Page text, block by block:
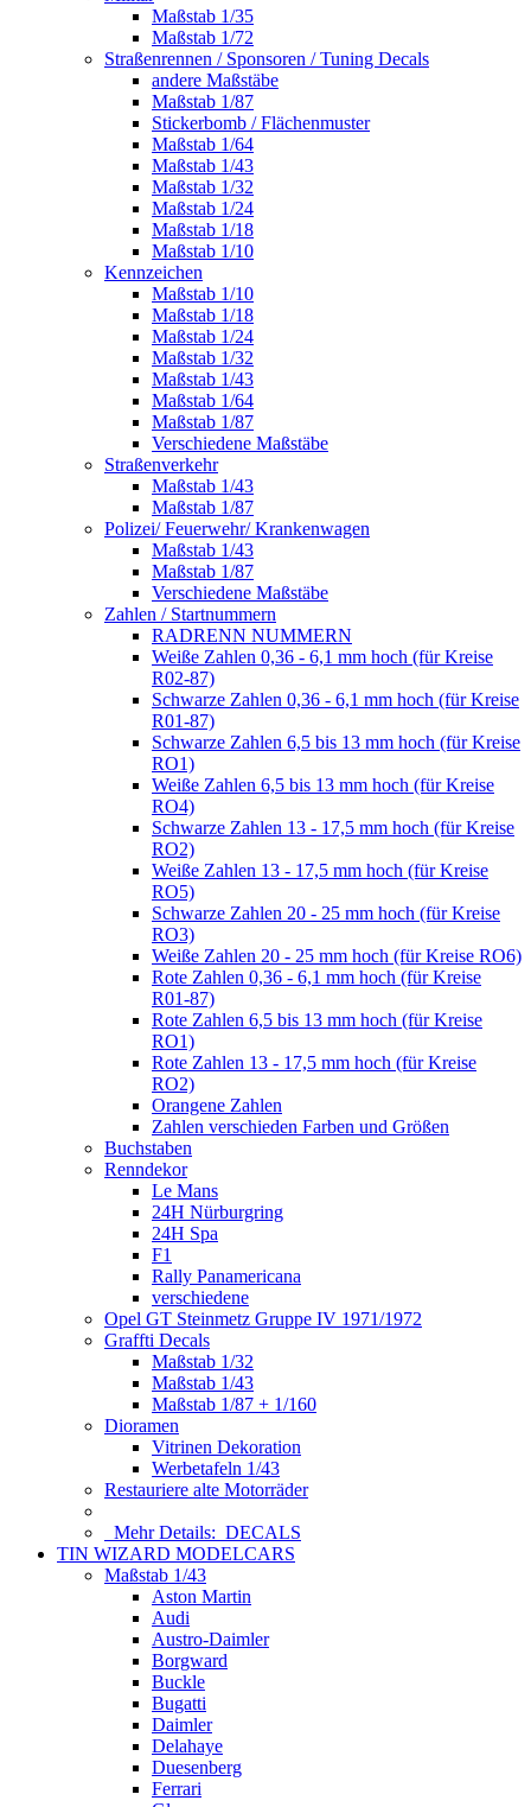
Maßstab 1/35
Maßstab 1/72
Straßenrennen / Sponsoren / Tuning Decals
andere Maßstäbe
Maßstab 1/87
Stickerbomb / Flächenmuster
Maßstab 1/64
Maßstab 1/43
Maßstab 1/32
Maßstab 1/24
Maßstab 1/18
Maßstab 1/10
Kennzeichen
Maßstab 1/10
Maßstab 1/18
Maßstab 1/24
Maßstab 1/32
Maßstab 1/43
Maßstab 1/64
Maßstab 1/87
Verschiedene Maßstäbe
Straßenverkehr
Maßstab 1/43
Maßstab 1/87
Polizei/ Feuerwehr/ Krankenwagen
Maßstab 1/43
Maßstab 1/87
Verschiedene Maßstäbe
Zahlen / Startnummern
RADRENN NUMMERN
Weiße Zahlen 0,36 - 6,1 mm hoch (für Kreise
R02-87)
Schwarze Zahlen 0,36 - 6,1 mm hoch (für Kreise
R01-87)
Schwarze Zahlen 6,5 bis 13 mm hoch (für Kreise
RO1)
Weiße Zahlen 6,5 bis 13 mm hoch (für Kreise
RO4)
Schwarze Zahlen 13 - 17,5 mm hoch (für Kreise
RO2)
Weiße Zahlen 13 - 17,5 mm hoch (für Kreise
RO5)
Schwarze Zahlen 20 - 25 mm hoch (für Kreise
RO3)
Weiße Zahlen 20 - 25 mm hoch (für Kreise RO6)
Rote Zahlen 0,36 - 6,1 mm hoch (für Kreise
R01-87)
Rote Zahlen 6,5 bis 13 mm hoch (für Kreise
RO1)
Rote Zahlen 13 - 17,5 mm hoch (für Kreise
RO2)
Orangene Zahlen
Zahlen verschieden Farben und Größen
Buchstaben
Renndekor
Le Mans
24H Nürburgring
24H Spa
F1
Rally Panamericana
verschiedene
Opel GT Steinmetz Gruppe IV 1971/1972
Graffti Decals
Maßstab 1/32
Maßstab 1/43
Maßstab 1/87 + 1/160
Dioramen
Vitrinen Dekoration
Werbetafeln 1/43
Restauriere alte Motorräder
Mehr Details: DECALS
TIN WIZARD MODELCARS
Maßstab 1/43
Aston Martin
Audi
Austro-Daimler
Borgward
Buckle
Bugatti
Daimler
Delahaye
Duesenberg
Ferrari